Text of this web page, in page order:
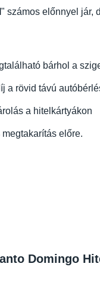
" számos előnnyel jár,
bárhol a
a rövid távú
a hitelkártyákon
előre.
Domingo